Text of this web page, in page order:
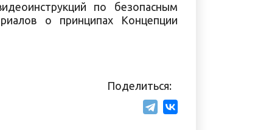
по безопасным
о принципах Концепции
Поделиться: